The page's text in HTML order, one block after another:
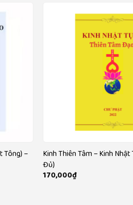
Tông) –
Kinh Thiên Tâm – Kinh
Đủ)
170,000₫